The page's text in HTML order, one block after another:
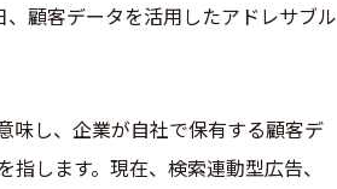
顧客データを活用したアドレサブル
味し、企業が自社で保有する顧客デ
します。現在、検索連動型広告、